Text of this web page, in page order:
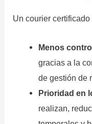
Un courier
Menos
gracias a la
de gestión de
Prioridad en
realizan,